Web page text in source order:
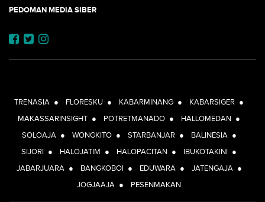
PEDOMAN MEDIA SIBER
TRENASIA ● FLORESKU ● KABARMINANG ● KABARSIGER ●
MAKASSARINSIGHT ● POTRETMANADO ● HALLOMEDAN ●
SOLOAJA ● WONGKITO ● STARBANJAR ● BALINESIA ●
SIJORI ● HALOJATIM ● HALOPACITAN ● IBUKOTAKINI ●
JABARJUARA ● BANGKOBOI ● EDUWARA ● JATENGAJA ●
JOGJAAJA ● PESENMAKAN